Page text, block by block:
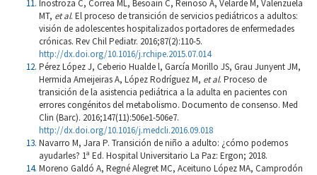
Inostroza C, Correa ML, Besoain C, Reinoso A, Velarde M, Valenzuela
MT, et al. El proceso de transición de servicios pediátricos a adultos:
visión de adolescentes hospitalizados portadores de enfermedades
crónicas. Rev Chil Pediatr. 2016;87(2):110-5.
http://dx.doi.org/10.1016/j.rchipe.2015.07.014
Pérez López J, Ceberio Hualde l, García Morillo JS, Grau Junyent JM,
Hermida Ameijeiras A, López Rodríguez M, et al. Proceso de
transición de la asistencia pediátrica a la adulta en pacientes con
errores congénitos del metabolismo. Documento de consenso. Med
Clin (Barc). 2016;147(11):506e1-506e7.
http://dx.doi.org/10.1016/j.medcli.2016.09.018
Navarro M, Jara P. Transición de niño a adulto: ¿cómo podemos
ayudarles? 1ª Ed. Hospital Universitario La Paz: Ergon; 2018.
Moreno Galdó A, Regné Alegret MC, Aceituno López MA, Camprodón